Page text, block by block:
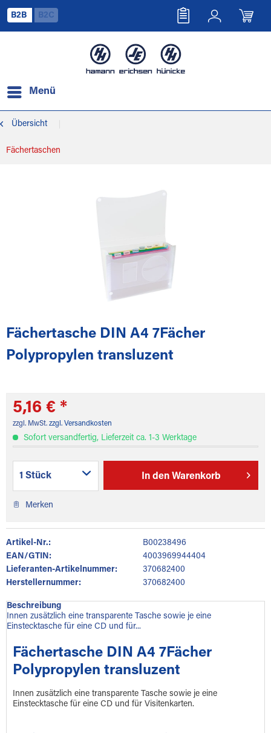
B2B B2C
Menü
Übersicht
Fächertaschen
Fächertasche DIN A4 7Fächer
Polypropylen transluzent
5,16 € *
zzgl. MwSt. zzgl. Versandkosten
Sofort versandfertig, Lieferzeit ca. 1-3 Werktage
In den Warenkorb
Merken
Artikel-Nr.:
B00238496
EAN/GTIN:
4003969944404
Lieferanten-Artikelnummer:
370682400
Herstellernummer:
370682400
Beschreibung
Innen zusätzlich eine transparente Tasche sowie je eine
Einstecktasche für eine CD und für...
Fächertasche DIN A4 7Fächer
Polypropylen transluzent
Innen zusätzlich eine transparente Tasche sowie je eine
Einstecktasche für eine CD und für Visitenkarten.